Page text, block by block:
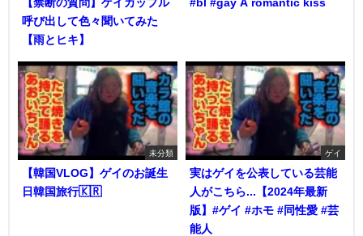
【禁断の質問】ゲイカップル
呼び出して色々聞いてみた
【雨とヒキ】
#bl #gay A romantic kiss
未分類
【韓国VLOG】ゲイのお誕生
日韓国旅行🇰🇷
ゲイ
実はゲイを公表している芸能
人がこちら...【2024年最新
版】#ゲイ #ホモ #同性愛 #芸
能人